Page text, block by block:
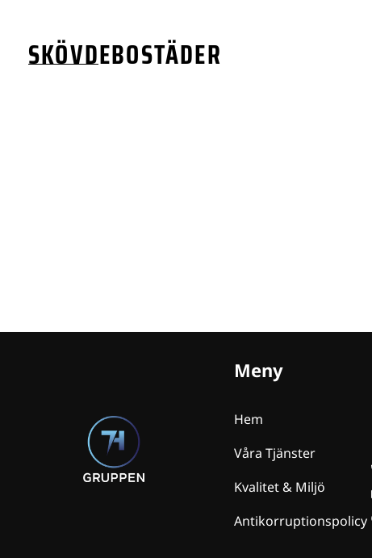
SKÖVDEBOSTÄDER
Meny
Hem
Våra Tjänster
Kvalitet & Miljö
Antikorruptionspolicy